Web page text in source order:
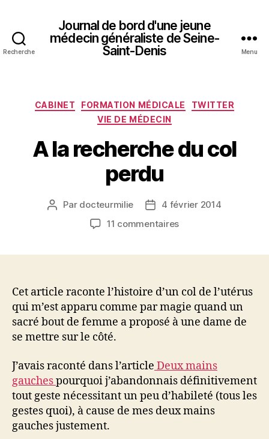
Recherche
Journal de bord d'une jeune
médecin généraliste de Seine-
Saint-Denis
Menu
Catégories
CABINET FORMATION MÉDICALE
TWITTER
VIE DE MÉDECIN
A la recherche du col
perdu
Auteur
Par docteurmilie
Date
de
4 février 2014
11 commentairessur
col
perdu
Cet article raconte l’histoire d’un col de l’utérus
qui m’est apparu comme par magie quand un
sacré bout de femme a proposé à une dame de
se mettre sur le côté.
J’avais raconté dans l’article Deux mains
gauchespourquoi j’abandonnais définitivement
tout geste nécessitant un peu d’habileté (tous les
gestes quoi), à cause de mes deux mains
gauches justement.